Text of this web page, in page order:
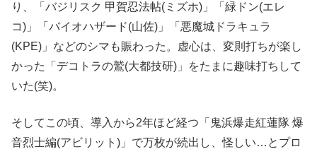
り、「バジリスク 甲賀忍法帖(ミズホ)」「緑ドン(エレ
コ)」「バイオハザード(山佐)」「悪魔城ドラキュラ
(KPE)」などのシマも賑わった。虚心は、変則打ちが楽し
かった「デコトラの鷲(大都技研)」をたまに趣味打ちして
いた(笑)。
そしてこの頃、導入から2年ほど経つ「鬼浜爆走紅蓮隊 爆
音烈士編(アビリット)」で万枚が続出し、怪しい…とプロ